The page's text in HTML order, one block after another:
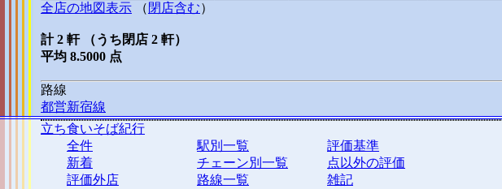
全店の地図表示 （ 閉店含む）
計 2 軒 （うち閉店 2 軒）
平均 8.5000 点
路線
都営新宿線
立ち食いそば紀行
全件
新着
評価外店
駅別一覧
チェーン別一覧
路線一覧
評価基準
点以外の評価
雑記